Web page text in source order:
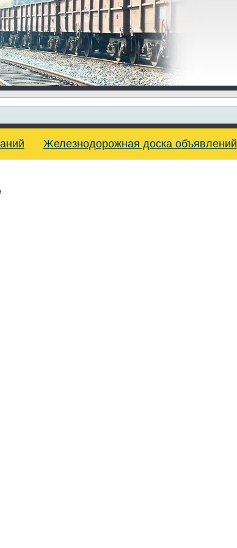
Железнодорожная доска объявлений